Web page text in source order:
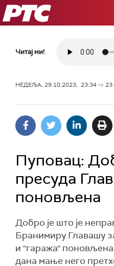
РТС
Читај ми!
НЕДЕЉА, 29.10.2023, 23:34 ->
Пуповац:
пресуда
поновљена
Добро је што је
Бранимиру Главашу
и ''гаража''
дана мање него